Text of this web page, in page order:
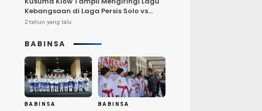
Kebangsaan di Laga Persis Solo vs
Persija Jakarta
2 tahun yang lalu
BABINSA
BABINSA BABINSA